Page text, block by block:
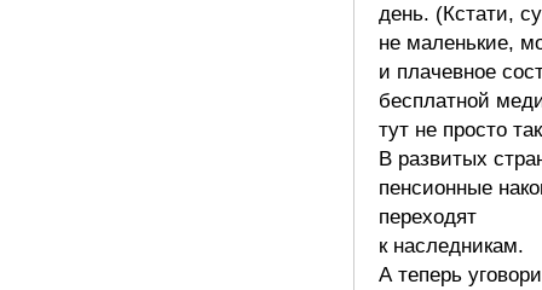
день. (Кстати,
не маленькие,
и плачевное
бесплатной
тут не просто
В развитых
пенсионные
переходят
к наследникам.
А теперь